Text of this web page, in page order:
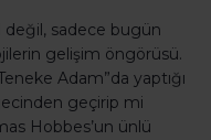
değil, sadece bugün
gelişim öngörüsü.
Adam”da yaptığı
geçirip mi
Hobbes’un ünlü